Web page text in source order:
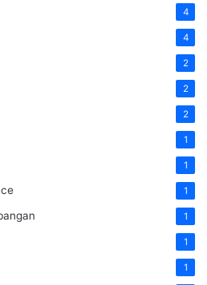
4
4
2
2
2
1
1
1
1
1
1